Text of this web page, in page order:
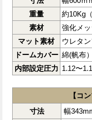
重量
約10Kg
素材
強化メ
マット素材
ウレタ
ドームカバー 綿(帆布）
内部設定圧力 1.12〜
【コ
寸法
幅